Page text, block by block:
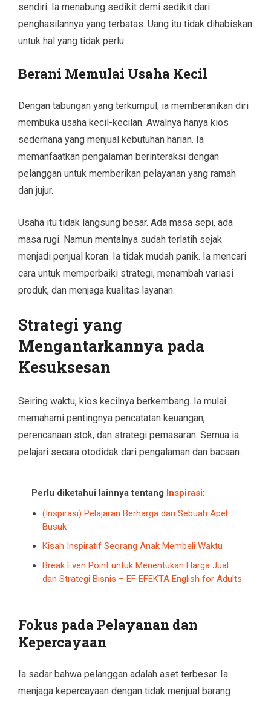
sendiri. Ia menabung sedikit demi sedikit dari
penghasilannya yang terbatas. Uang itu tidak dihabiskan
untuk hal yang tidak perlu.
Berani Memulai Usaha Kecil
Dengan tabungan yang terkumpul, ia memberanikan diri
membuka usaha kecil-kecilan. Awalnya hanya kios
sederhana yang menjual kebutuhan harian. Ia
memanfaatkan pengalaman berinteraksi dengan
pelanggan untuk memberikan pelayanan yang ramah
dan jujur.
Usaha itu tidak langsung besar. Ada masa sepi, ada
masa rugi. Namun mentalnya sudah terlatih sejak
menjadi penjual koran. Ia tidak mudah panik. Ia mencari
cara untuk memperbaiki strategi, menambah variasi
produk, dan menjaga kualitas layanan.
Strategi yang
Mengantarkannya pada
Kesuksesan
Seiring waktu, kios kecilnya berkembang. Ia mulai
memahami pentingnya pencatatan keuangan,
perencanaan stok, dan strategi pemasaran. Semua ia
pelajari secara otodidak dari pengalaman dan bacaan.
Perlu diketahui lainnya tentang Inspirasi:
(Inspirasi) Pelajaran Berharga dari Sebuah Apel
Busuk
Kisah Inspiratif Seorang Anak Membeli Waktu
Break Even Point untuk Menentukan Harga Jual
dan Strategi Bisnis – EF EFEKTA English for Adults
Fokus pada Pelayanan dan
Kepercayaan
Ia sadar bahwa pelanggan adalah aset terbesar. Ia
menjaga kepercayaan dengan tidak menjual barang